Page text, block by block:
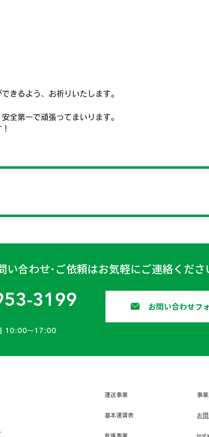
きるよう、お祈りいたします。
全第一で頑張ってまいります。
い合わせ･ご依頼はお気軽にご連絡くださ
3199
10:00〜17:00
お問い合わせフ
運送事業
基本運賃表
事
お